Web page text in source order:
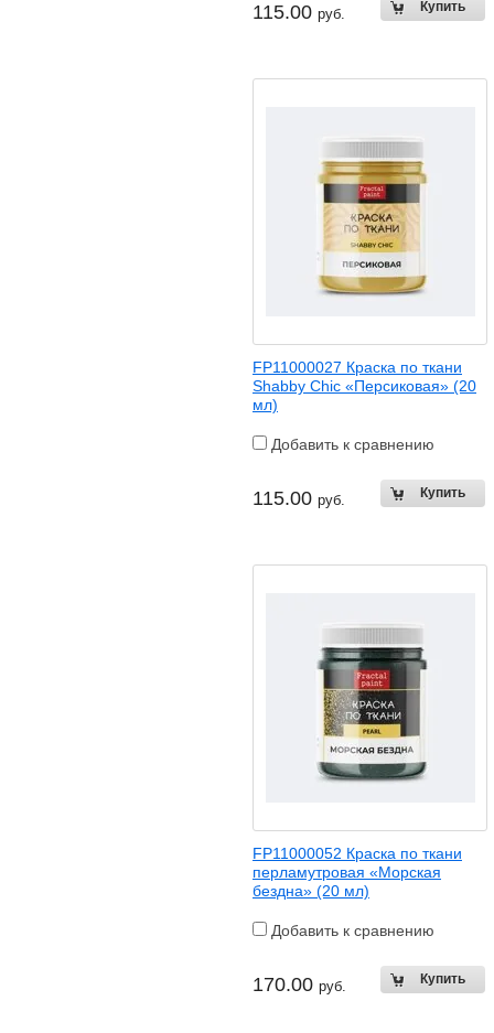
115.00 руб.
FP11000027 Краска по ткани
Shabby Chic «Персиковая» (20
мл)
Добавить к сравнению
115.00 руб.
FP11000052 Краска по ткани
перламутровая «Морская
бездна» (20 мл)
Добавить к сравнению
170.00 руб.